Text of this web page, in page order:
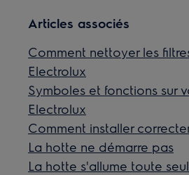
Articles associés
Comment nettoyer les
Electrolux
Symboles et fonctions sur
Electrolux
Comment installer
La hotte ne démarre pas
La hotte s'allume toute